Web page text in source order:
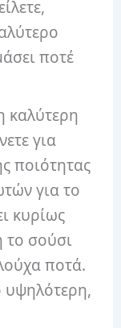
ποτέ
καλύτερη
για
ποιότητας
για το
κυρίως
το σούσι
ποτά.
υψηλότερη,